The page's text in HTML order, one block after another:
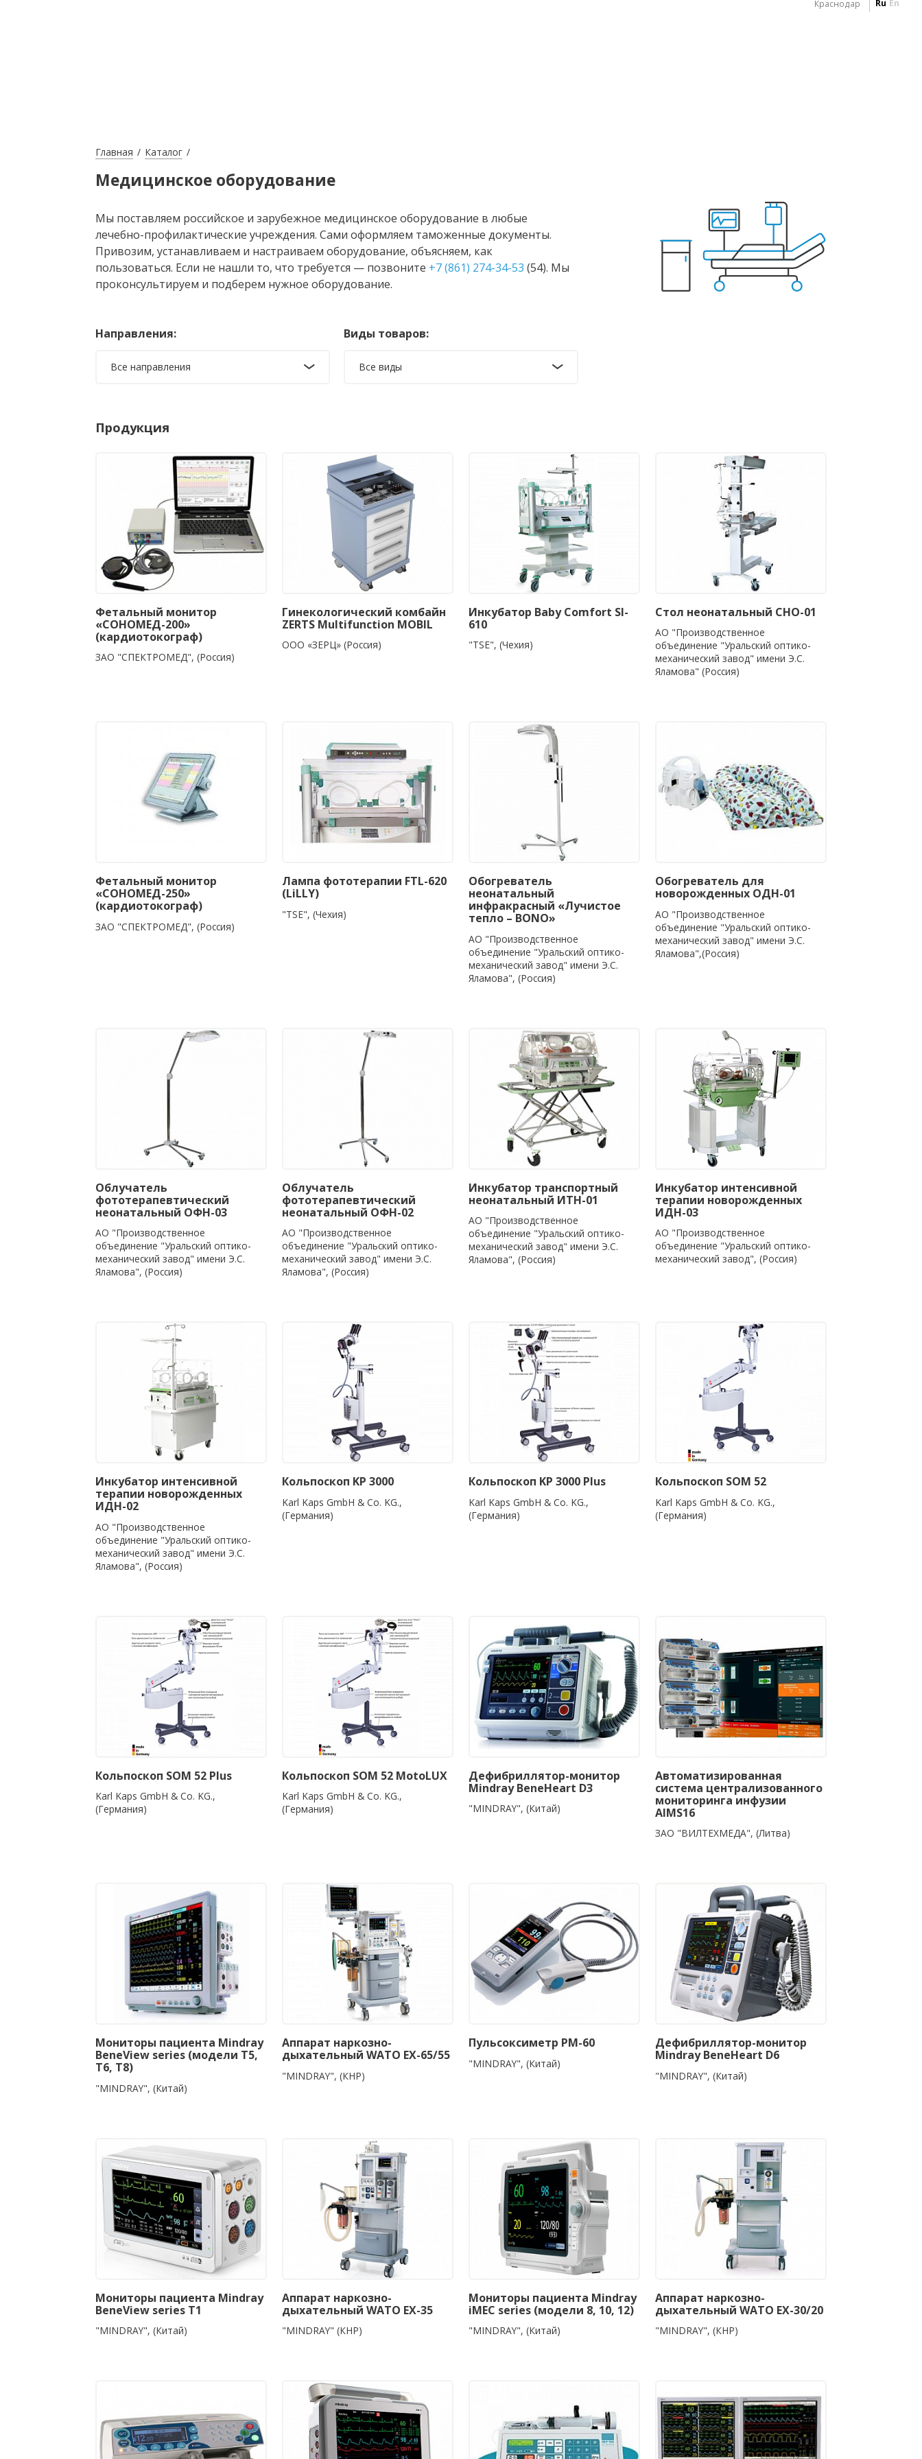
Краснодар Ru En
Главная Каталог
Медицинское оборудование
Мы поставляем российское и зарубежное медицинское оборудование в любые
лечебно-профилактические учреждения. Сами оформляем таможенные документы.
Привозим, устанавливаем и настраиваем оборудование, объясняем, как
пользоваться. Если не нашли то, что требуется — позвоните +7 (861) 274-34-53 (54). Мы
проконсультируем и подберем нужное оборудование.
Направления:
Все направления
Виды товаров:
Все виды
Продукция
Фетальный монитор
«СОНОМЕД-200»
(кардиотокограф)
ЗАО "СПЕКТРОМЕД", (Россия)
Гинекологический комбайн
ZERTS Multifunction MOBIL
ООО «ЗЕРЦ» (Россия)
Инкубатор Baby Comfort SI-
610
"TSE", (Чехия)
Стол неонатальный СНО-01
АО "Производственное
объединение "Уральский оптико-
механический завод" имени Э.С.
Яламова" (Россия)
Фетальный монитор
«СОНОМЕД-250»
(кардиотокограф)
ЗАО "СПЕКТРОМЕД", (Россия)
Лампа фототерапии FTL-620
(LiLLY)
"TSE", (Чехия)
Обогреватель
неонатальный
инфракрасный «Лучистое
тепло – BONO»
АО "Производственное
объединение "Уральский оптико-
механический завод" имени Э.С.
Яламова", (Россия)
Обогреватель для
новорожденных ОДН-01
АО "Производственное
объединение "Уральский оптико-
механический завод" имени Э.С.
Яламова",(Россия)
Облучатель
фототерапевтический
неонатальный ОФН-03
АО "Производственное
объединение "Уральский оптико-
механический завод" имени Э.С.
Яламова", (Россия)
Облучатель
фототерапевтический
неонатальный ОФН-02
АО "Производственное
объединение "Уральский оптико-
механический завод" имени Э.С.
Яламова", (Россия)
Инкубатор транспортный
неонатальный ИТН-01
АО "Производственное
объединение "Уральский оптико-
механический завод" имени Э.С.
Яламова", (Россия)
Инкубатор интенсивной
терапии новорожденных
ИДН-03
АО "Производственное
объединение "Уральский оптико-
механический завод", (Россия)
Инкубатор интенсивной
терапии новорожденных
ИДН-02
АО "Производственное
объединение "Уральский оптико-
механический завод" имени Э.С.
Яламова", (Россия)
Кольпоскоп KP 3000
Karl Kaps GmbH & Co. KG.,
(Германия)
Кольпоскоп KP 3000 Plus
Karl Kaps GmbH & Co. KG.,
(Германия)
Кольпоскоп SOM 52
Karl Kaps GmbH & Co. KG.,
(Германия)
Кольпоскоп SOM 52 Plus
Karl Kaps GmbH & Co. KG.,
(Германия)
Кольпоскоп SOM 52 MotoLUX
Karl Kaps GmbH & Co. KG.,
(Германия)
Дефибриллятор-монитор
Mindray BeneHeart D3
"MINDRAY", (Китай)
Автоматизированная
система централизованного
мониторинга инфузии
AIMS16
ЗАО "ВИЛТЕХМЕДА", (Литва)
Мониторы пациента Mindray
BeneView series (модели Т5,
Т6, Т8)
"MINDRAY", (Китай)
Аппарат наркозно-
дыхательный WATO EX-65/55
"MINDRAY", (КНР)
Пульсоксиметр PM-60
"MINDRAY", (Китай)
Дефибриллятор-монитор
Mindray BeneHeart D6
"MINDRAY", (Китай)
Мониторы пациента Mindray
BeneView series Т1
"MINDRAY", (Китай)
Аппарат наркозно-
дыхательный WATO EX-35
"MINDRAY" (КНР)
Мониторы пациента Mindray
iMEC series (модели 8, 10, 12)
"MINDRAY", (Китай)
Аппарат наркозно-
дыхательный WATO EX-30/20
"MINDRAY", (КНР)